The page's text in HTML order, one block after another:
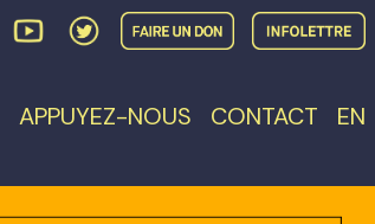
APPUYEZ-NOUS CONTACT EN